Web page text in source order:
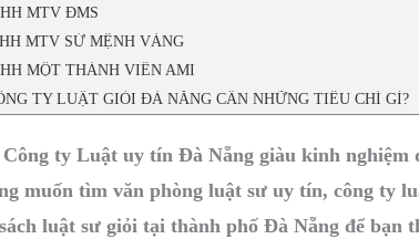
MTV ĐMS
MTV SỨ MỆNH VÀNG
MỘT THÀNH VIÊN AMI
TY LUẬT GIỎI ĐÀ NẴNG CẦN NHỮNG TIÊU CHÍ GÌ?
ty Luật uy tín Đà Nẵng giàu kinh nghiệm
muốn tìm văn phòng luật sư uy tín, công ty
luật sư giỏi tại thành phố Đà Nẵng để bạn